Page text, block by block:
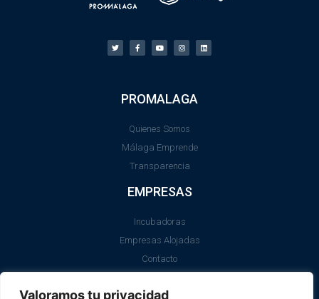
Valoramos tu privacidad
PROMALAGA
Quienes Somos
Málaga Emprende
Transparencia
EMPRESAS
Incubadoras
Empresas Alojadas
Contacto